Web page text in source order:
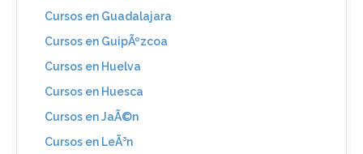
Cursos en Guadalajara
Cursos en GuipÃºzcoa
Cursos en Huelva
Cursos en Huesca
Cursos en JaÃ©n
Cursos en LeÃ³n